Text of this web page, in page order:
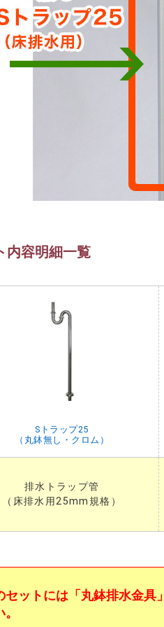
内容明細一覧
Sトラップ25
（丸鉢無し・クロム）
排水トラップ管
（床排水用25mm規格）
セットには 「丸鉢排水金具」